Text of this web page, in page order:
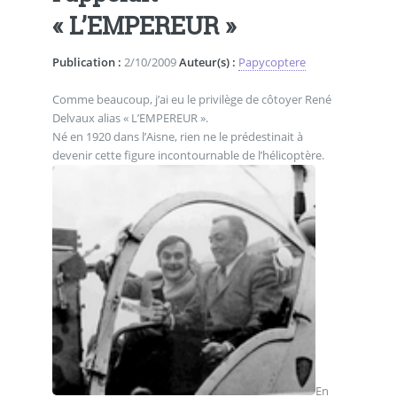
« L’EMPEREUR »
Publication : 2/10/2009Auteur(s) : Papycoptere
Comme beaucoup, j’ai eu le privilège de côtoyer René
Delvaux alias « L’EMPEREUR ».
Né en 1920 dans l’Aisne, rien ne le prédestinait à
devenir cette figure incontournable de l’hélicoptère.
En